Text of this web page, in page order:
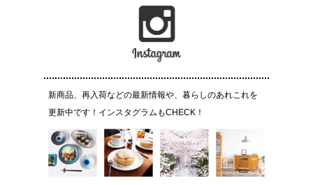
新商品、再入荷などの最新情報や、暮らしのあれこれを
更新中です！インスタグラムもCHECK！